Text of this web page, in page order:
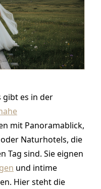
gibt es in der
mit Panoramablick,
Naturhotels, die
Tag sind. Sie eignen
und intime
Hier steht die